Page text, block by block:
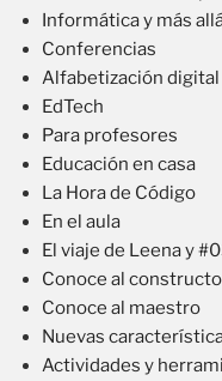
Informática y más
Conferencias
Alfabetización digital
EdTech
Para profesores
Educación en casa
La Hora de Código
En el aula
El viaje de Leena y
Conoce al
Conoce al maestro
Nuevas
Actividades y